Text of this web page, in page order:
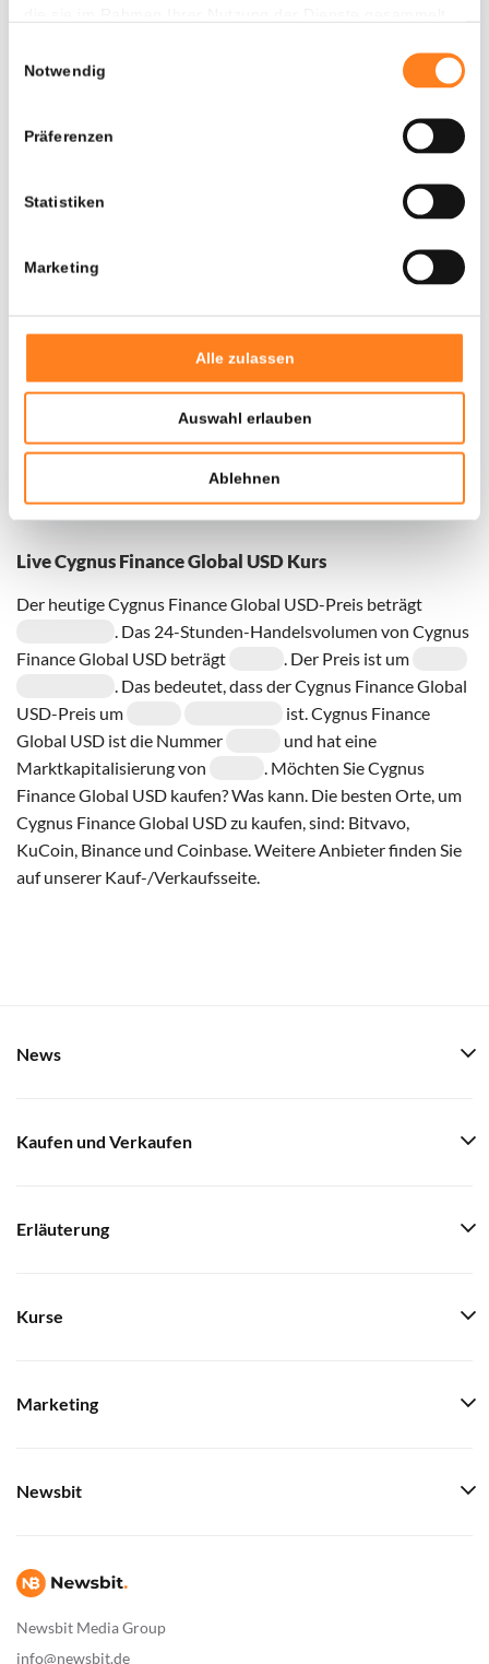
Notwendig
Präferenzen
Statistiken
Marketing
Alle zulassen
Auswahl erlauben
Ablehnen
Live Cygnus Finance Global USD Kurs
Der heutige Cygnus Finance Global USD-Preis beträgt
. Das 24-Stunden-Handelsvolumen von Cygnus
Finance Global USD beträgt
. Der Preis ist um
. Das bedeutet, dass der Cygnus Finance Global
USD-Preis um
ist. Cygnus Finance
Global USD ist die Nummer
und hat eine
Marktkapitalisierung von
. Möchten Sie Cygnus
Finance Global USD kaufen? Was kann. Die besten Orte, um
Cygnus Finance Global USD zu kaufen, sind: Bitvavo,
KuCoin, Binance und Coinbase. Weitere Anbieter finden Sie
auf unserer Kauf-/Verkaufsseite.
Jede Seit
Gesamtwert
FürCygnus Finance Global USDhaben wir historische
, das hypothetische erste
Newsbit Media Group
info@newsbit.de
News
Kaufen und Verkaufen
Erläuterung
Kurse
Marketing
Newsbit